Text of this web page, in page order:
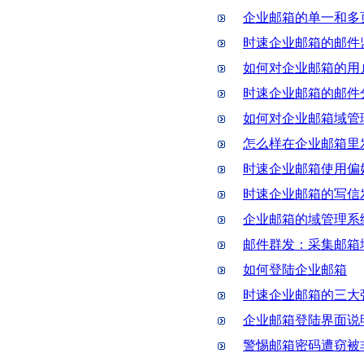
企业邮箱的单一和
时速企业邮箱的邮件
如何对企业邮箱的
时速企业邮箱的邮
如何对企业邮箱域
怎么样在企业邮箱里
时速企业邮箱使用
时速企业邮箱的写
企业邮箱的域管理系
邮件群发：采集邮
如何登陆企业邮箱
时速企业邮箱的三
企业邮箱登陆界面说
警惕邮箱密码遭窃